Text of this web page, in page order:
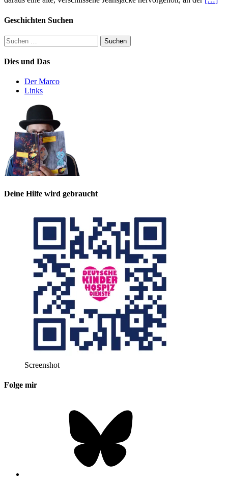
Geschichten Suchen
Suchen
nach:
Dies und Das
Der Marco
Links
Deine Hilfe wird gebraucht
Screenshot
Folge mir